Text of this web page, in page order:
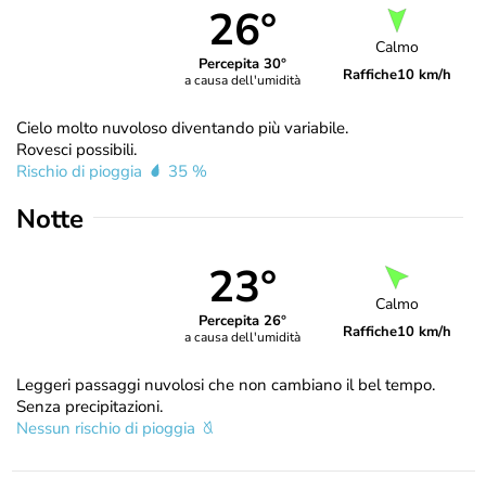
26°
Percepita 30°
a causa dell'umidità
Calmo
Raffiche10 km/h
Cielo molto nuvoloso diventando più variabile.
Rovesci possibili.
Rischio di pioggia
35 %
Notte
23°
Percepita 26°
a causa dell'umidità
Calmo
Raffiche10 km/h
Leggeri passaggi nuvolosi che non cambiano il bel tempo.
Senza precipitazioni.
Nessun rischio di pioggia